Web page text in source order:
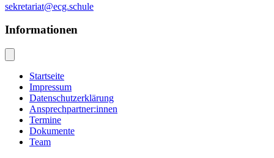
sekretariat@ecg.schule
Informationen
Startseite
Impressum
Datenschutzerklärung
Ansprechpartner:innen
Termine
Dokumente
Team